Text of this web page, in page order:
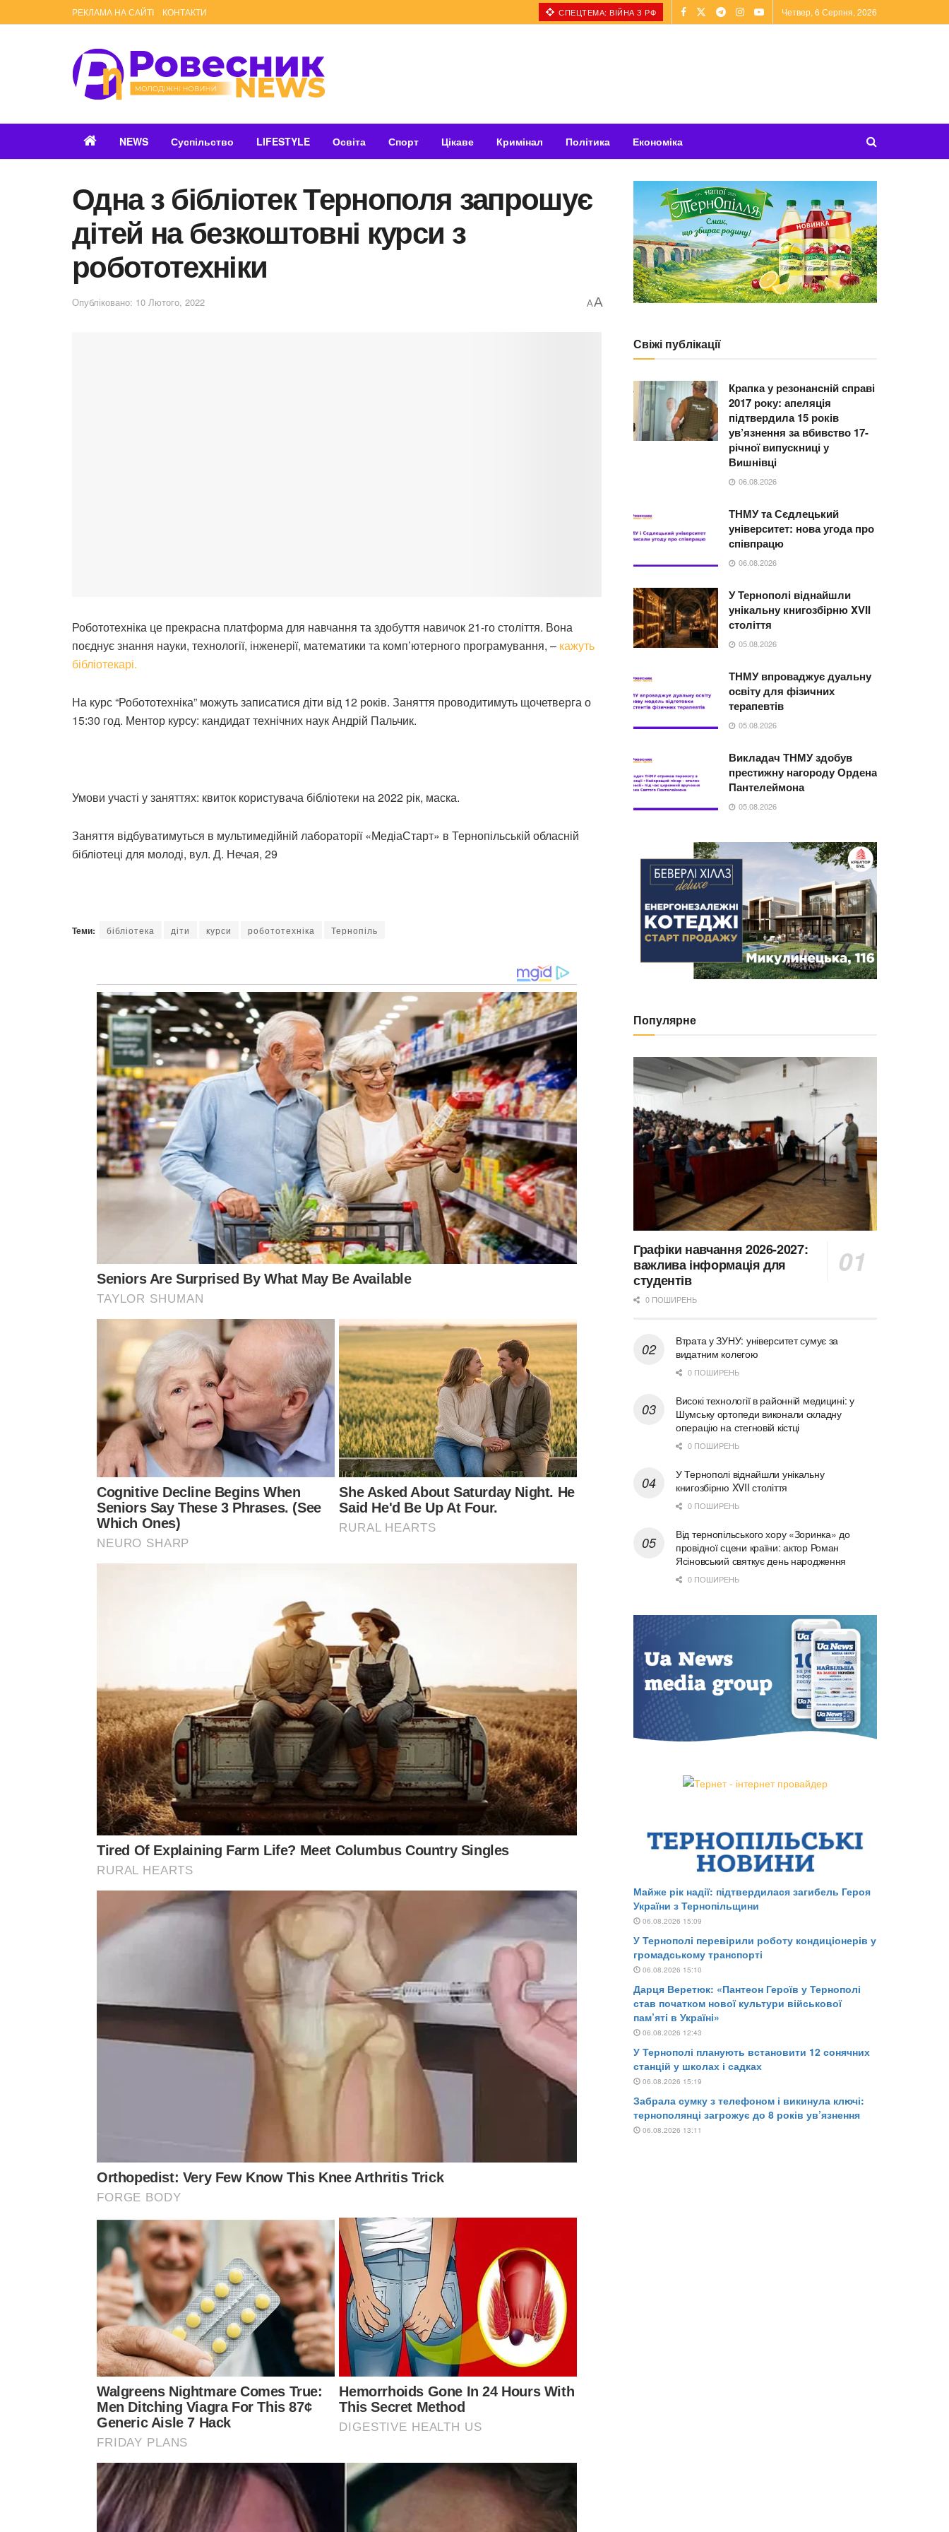
РЕКЛАМА НА САЙТІ КОНТАКТИ СПЕЦТЕМА: ВІЙНА З РФ Четвер, 6 Серпня, 2026
NEWS Суспільство LIFESTYLE Освіта Спорт Цікаве Кримінал Політика Економіка
Одна з бібліотек Тернополя запрошує
дітей на безкоштовні курси з
робототехніки
Опубліковано: 10 Лютого, 2022 AA
Робототехніка це прекрасна платформа для навчання та здобуття навичок 21-го століття. Вона
поєднує знання науки, технології, інженерії, математики та комп’ютерного програмування, – кажуть
бібліотекарі.
На курс “Робототехніка” можуть записатися діти від 12 років. Заняття проводитимуть щочетверга о
15:30 год. Ментор курсу: кандидат технічних наук Андрій Пальчик.
Умови участі у заняттях: квиток користувача бібліотеки на 2022 рік, маска.
Заняття відбуватимуться в мультимедійній лабораторії «МедіаСтарт» в Тернопільській обласній
бібліотеці для молоді, вул. Д. Нечая, 29
Теми: бібліотека діти курси робототехніка Тернопіль
Свіжі публікації
Крапка у резонансній справі
2017 року: апеляція
підтвердила 15 років
ув’язнення за вбивство 17-
річної випускниці у
Вишнівці
06.08.2026
ТНМУ та Сєдлецький
університет: нова угода про
співпрацю
06.08.2026
У Тернополі віднайшли
унікальну книгозбірню XVII
століття
05.08.2026
ТНМУ впроваджує дуальну
освіту для фізичних
терапевтів
05.08.2026
Викладач ТНМУ здобув
престижну нагороду Ордена
Пантелеймона
05.08.2026
Популярне
Графіки навчання 2026-2027:
важлива інформація для
студентів
0 ПОШИРЕНЬ
Втрата у ЗУНУ: університет сумує за
видатним колегою
0 ПОШИРЕНЬ
Високі технології в районній медицині: у
Шумську ортопеди виконали складну
операцію на стегновій кістці
0 ПОШИРЕНЬ
У Тернополі віднайшли унікальну
книгозбірню XVII століття
0 ПОШИРЕНЬ
Від тернопільського хору «Зоринка» до
провідної сцени країни: актор Роман
Ясіновський святкує день народження
0 ПОШИРЕНЬ